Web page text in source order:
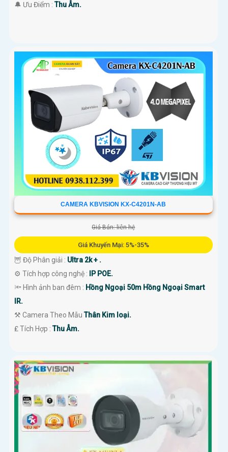
️🔔 Ưu Điểm :Thu Âm.
CAMERA KBVISION KX-C4201N-AB
Giá Bán: liên hệ
Giá Khuyến Mại: 5%-35%
🦉 Độ Phân giải : Ultra 2k + .
⚙ Tích hợp công nghệ :
IP POE.
🔦 Hình ảnh ban đêm : Hồng Ngoại 50m Hồng Ngoại Smart
IR.
⚒ Camera Theo MẫuThân Kim loại.
️₤ Tích Hợp :Thu Âm.